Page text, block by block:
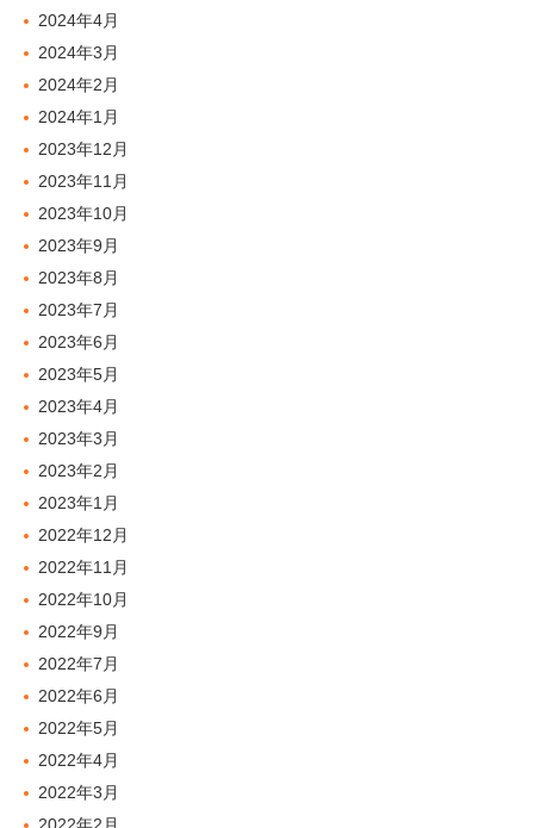
2024年4月
2024年3月
2024年2月
2024年1月
2023年12月
2023年11月
2023年10月
2023年9月
2023年8月
2023年7月
2023年6月
2023年5月
2023年4月
2023年3月
2023年2月
2023年1月
2022年12月
2022年11月
2022年10月
2022年9月
2022年7月
2022年6月
2022年5月
2022年4月
2022年3月